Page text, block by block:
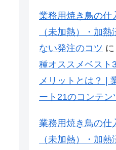
業務用焼き鳥の仕
（未加熱）・加
ない発注のコツ に
種オススメベスト
メリットとは？ |
ート21のコンテン
業務用焼き鳥の仕
（未加熱）・加